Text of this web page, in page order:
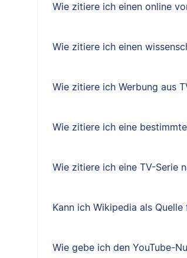
Wie zitiere ich einen online
Wie zitiere ich einen
Wie zitiere ich Werbung aus
Wie zitiere ich eine
Wie zitiere ich eine TV-Serie
Kann ich Wikipedia als
Wie gebe ich den YouTube-